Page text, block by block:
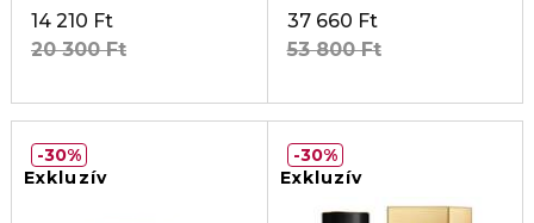
14 210 Ft
20 300 Ft
37 660 Ft
53 800 Ft
Exkluzív
30%
Exkluzív
30%